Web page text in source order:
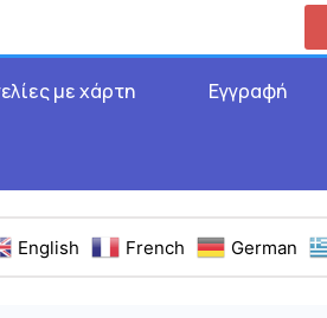
με χάρτη Εγγραφή
English French German